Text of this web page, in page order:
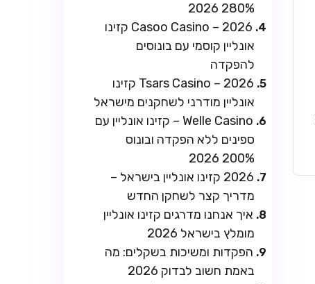
280% 2026
Casoo Casino – 2026 קזינו
אונליין קוסמי עם בונוסים
להפקדה
Tsars Casino – 2026 קזינו
אונליין מודרני לשחקנים מישראל
Welle Casino – קזינו אונליין עם
ספינים ללא הפקדה ובונוס
200% 2026
2026 קזינו אונליין בישראל –
מדריך קצר לשחקן החדש
איך אנחנו מדרגים קזינו אונליין
מומלץ בישראל 2026
הפקדות ומשיכות בשקלים: מה
באמת חשוב לבדוק 2026